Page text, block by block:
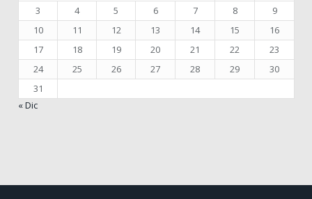
3
4 5 6 7 8
9
10
11 12 13 14 15
16
17
18 19 20 21 22
23
24
25 26 27 28 29
30
31
« Dic